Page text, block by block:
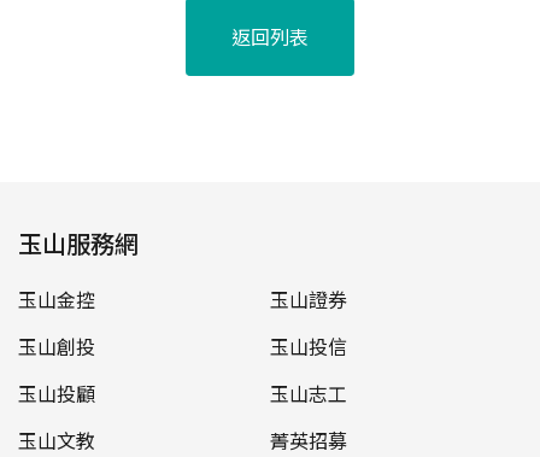
返回列表
玉山服務網
玉山金控
玉山證券
玉山創投
玉山投信
玉山投顧
玉山志工
玉山文教
菁英招募